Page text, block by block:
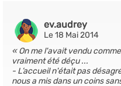
ev.audrey
Le 18 Mai 2014
On me l'avait vendu
vraiment été déçu ...
- L’accueil n'était pas
nous a mis dans un coins